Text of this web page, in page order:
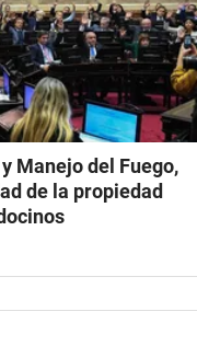
Manejo del Fuego,
de la propiedad